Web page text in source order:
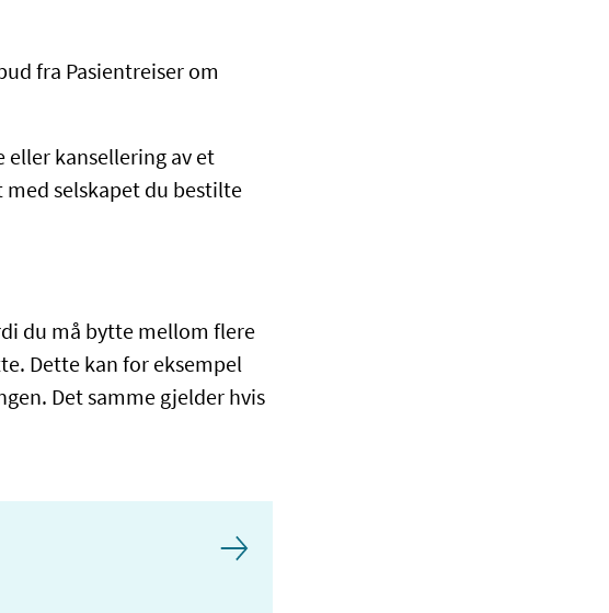
fra Pasientreiser om
eller kansellering av et
selskapet du bestilte
du må bytte mellom flere
Dette kan for eksempel
Det samme gjelder hvis